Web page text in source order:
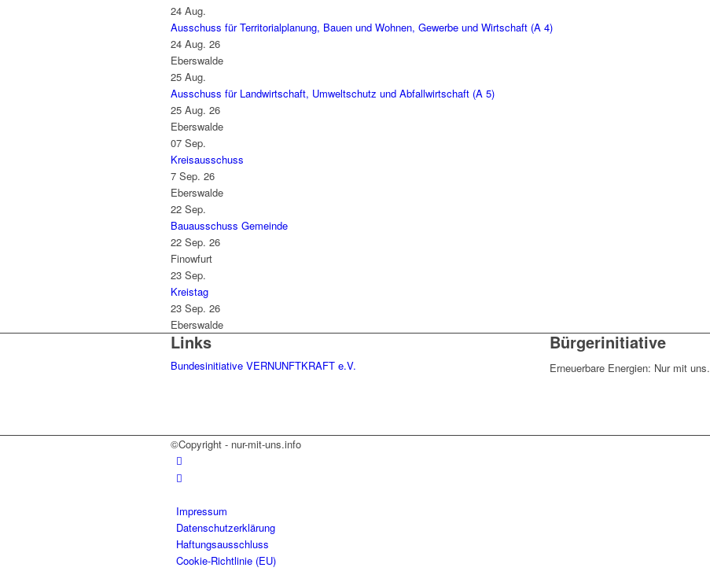
24 Aug.
Ausschuss für Territorialplanung, Bauen und Wohnen, Gewerbe und Wirtschaft (A 4)
24 Aug. 26
Eberswalde
25 Aug.
Ausschuss für Landwirtschaft, Umweltschutz und Abfallwirtschaft (A 5)
25 Aug. 26
Eberswalde
07 Sep.
Kreisausschuss
7 Sep. 26
Eberswalde
22 Sep.
Bauausschuss Gemeinde
22 Sep. 26
Finowfurt
23 Sep.
Kreistag
23 Sep. 26
Eberswalde
Links
Bundesinitiative VERNUNFTKRAFT e.V.
Bürgerinitiative
Erneuerbare Energien: Nur mit uns.
©Copyright - nur-mit-uns.info
Impressum
Datenschutzerklärung
Haftungsausschluss
Cookie-Richtlinie (EU)